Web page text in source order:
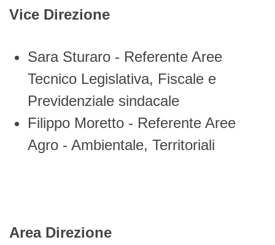
Vice Direzione
Sara Sturaro - Referente Aree
Tecnico Legislativa, Fiscale e
Previdenziale sindacale
Filippo Moretto - Referente Aree
Agro - Ambientale, Territoriali
Area Direzione